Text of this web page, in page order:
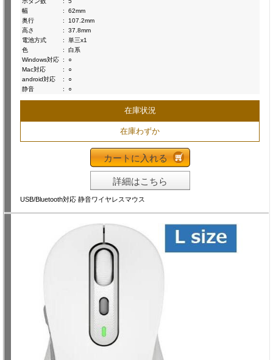
幅
:
62mm
奥行
:
107.2mm
高さ
:
37.8mm
電池方式
:
単三x1
色
:
白系
Windows対応 :
○
Mac対応
:
○
android対応
:
○
静音
: ○
在庫状況
在庫わずか
カートに入れる
詳細はこちら
USB/Bluetooth対応 静音ワイヤレスマウス